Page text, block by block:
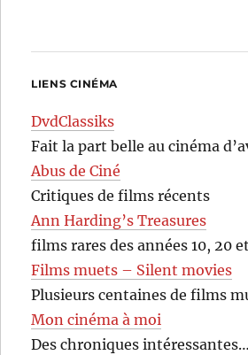
LIENS CINÉMA
DvdClassiks
Fait la part belle au cinéma
Abus de Ciné
Critiques de films récents
Ann Harding’s Treasures
films rares des années 10, 20
Films muets – Silent movies
Plusieurs centaines de films
Mon cinéma à moi
Des chroniques intéressantes…